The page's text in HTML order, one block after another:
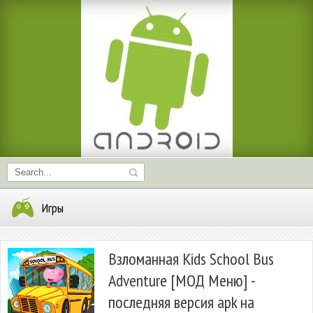
Игры
Взломанная Kids School Bus
Adventure [МОД Меню] -
последняя версия apk на